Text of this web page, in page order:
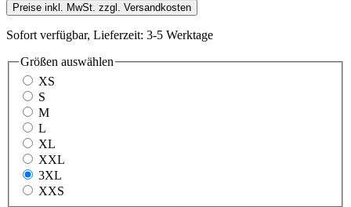
Preise inkl. MwSt. zzgl. Versandkosten
Sofort verfügbar, Lieferzeit: 3-5 Werktage
Größen auswählen
XS
S
M
L
XL
XXL
3XL
XXS